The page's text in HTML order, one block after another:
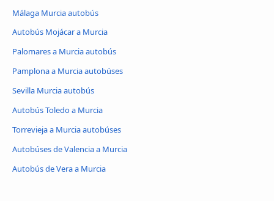
Málaga Murcia autobús
Autobús Mojácar a Murcia
Palomares a Murcia autobús
Pamplona a Murcia autobúses
Sevilla Murcia autobús
Autobús Toledo a Murcia
Torrevieja a Murcia autobúses
Autobúses de Valencia a Murcia
Autobús de Vera a Murcia